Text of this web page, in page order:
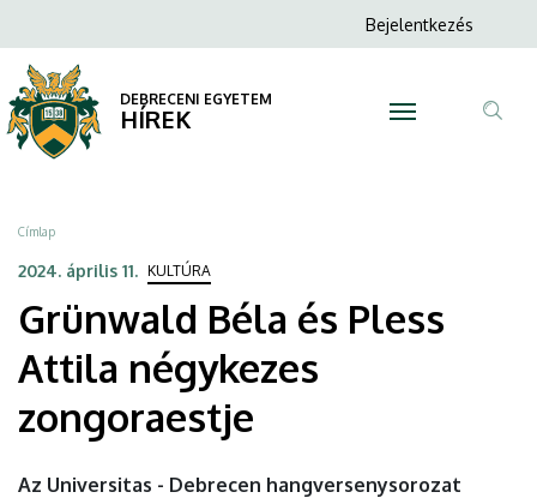
Béla
és
Pless
Attila
négykezes
zongoraestje
DEBRECENI
EGYETEM
a
tartalomra
Anonim
menüje
Bejelentkezés
DEBRECENI EGYETEM
HÍREK
Morzsa
Címlap
2024. április 11. KULTÚRA
Grünwald Béla és Pless
Attila négykezes
zongoraestje
Az Universitas - Debrecen hangversenysorozat